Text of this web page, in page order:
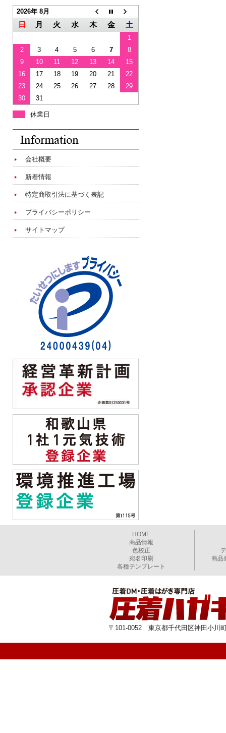
2026年 8月
日 月 火 水 木 金 土
1
2
3 4 5 6 7
8
9
10 11 12 13 14
15
16
17 18 19 20 21
22
23
24 25 26 27 28
29
30
31
休業日
会社概要
新着情報
特定商取引法に基づく表記
プライバシーポリシー
サイトマップ
HOME
商品情報
色校正
宛名印刷
各種テンプレート
商品
〒101-0052 東京都千代田区神田小川